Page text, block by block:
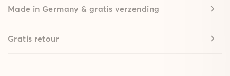
Made in Germany & gratis verzending
Gratis retour